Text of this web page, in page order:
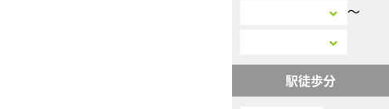
〜
駅徒歩分